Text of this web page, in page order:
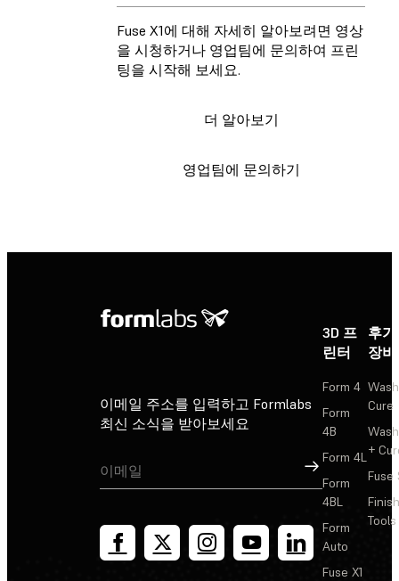
Fuse X1에 대해 자세히 알아보려면 영상
을 시청하거나 영업팀에 문의하여 프린
팅을 시작해 보세요.
더 알아보기
영업팀에 문의하기
이메일 주소를 입력하고 Formlabs
최신 소식을 받아보세요
가입
3D 프
린터
Form 4
Form
4B
Form 4L
Form
4BL
Form
Auto
Fuse X1
후
장비
Cure
+
Fuse
Tools